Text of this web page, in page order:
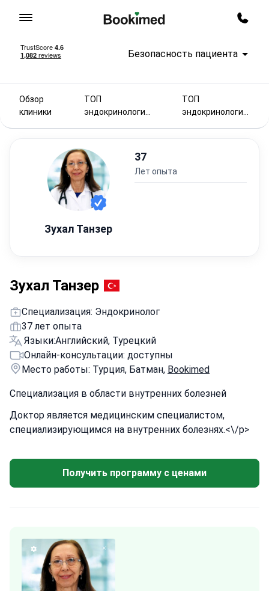
Безопасность пациента
Обзор
клиники
ТОП
эндокринологи
ТОП
эндокринологи
Зухал Танзер
37
лет опыта
Зухал Танзер
Специализация: Эндокринолог
37 лет опыта
Языки:Английский, Турецкий
Онлайн-консультации: доступны
Место работы: Турция, Батман, Bookimed
Специализация в области внутренних болезней
Доктор является медицинским специалистом,
специализирующимся на внутренних болезнях.<\/p>
Получить программу с ценами